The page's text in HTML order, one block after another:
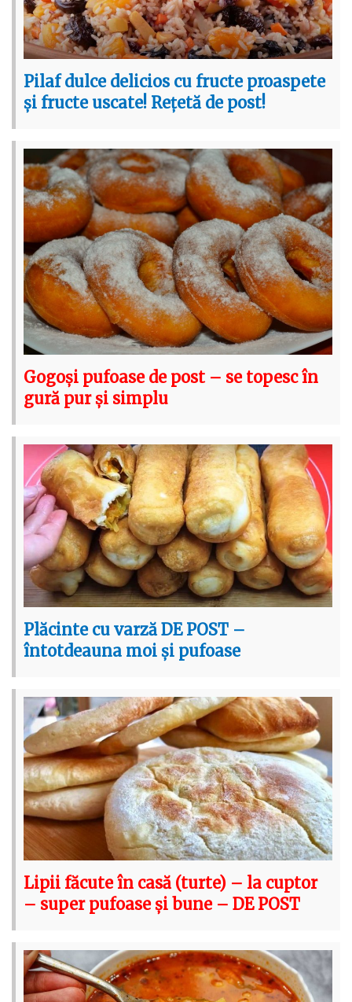
Pilaf dulce delicios cu fructe proaspete
și fructe uscate! Rețetă de post!
Gogoși pufoase de post – se topesc în
gură pur și simplu
Plăcinte cu varză DE POST –
întotdeauna moi și pufoase
Lipii făcute în casă (turte) – la cuptor
– super pufoase și bune – DE POST